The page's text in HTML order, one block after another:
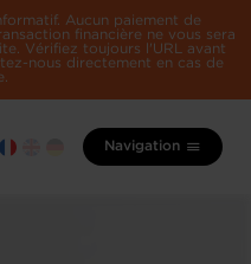
Aucun paiement de
financière ne vous sera
Vérifiez toujours l'URL avant
nous directement en cas de
Navigation